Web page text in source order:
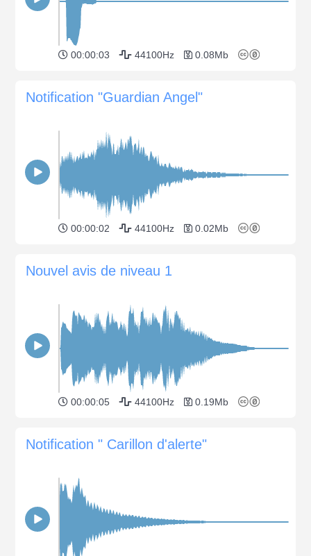
00:00:03 44100Hz 0.08Mb
Notification "Guardian Angel"
00:00:02 44100Hz 0.02Mb
Nouvel avis de niveau 1
00:00:05 44100Hz 0.19Mb
Notification " Carillon d'alerte"